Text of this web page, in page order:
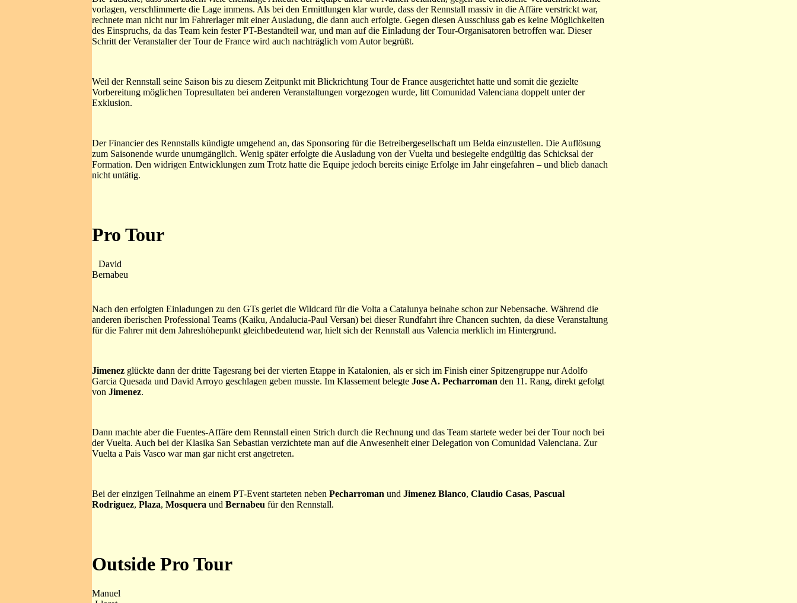
vorlagen, verschlimmerte die Lage immens. Als bei den Ermittlungen klar wurde, dass der Rennstall massiv in die Affäre verstrickt war,
rechnete man nicht nur im Fahrerlager mit einer Ausladung, die dann auch erfolgte. Gegen diesen Ausschluss gab es keine Möglichkeiten
des Einspruchs, da das Team kein fester PT-Bestandteil war, und man auf die Einladung der Tour-Organisatoren betroffen war. Dieser
Schritt der Veranstalter der Tour de France wird auch nachträglich vom Autor begrüßt.
Weil der Rennstall seine Saison bis zu diesem Zeitpunkt mit Blickrichtung Tour de France ausgerichtet hatte und somit die gezielte
Vorbereitung möglichen Topresultaten bei anderen Veranstaltungen vorgezogen wurde, litt Comunidad Valenciana doppelt unter der
Exklusion.
Der Financier des Rennstalls kündigte umgehend an, das Sponsoring für die Betreibergesellschaft um Belda einzustellen. Die Auflösung
zum Saisonende wurde unumgänglich. Wenig später erfolgte die Ausladung von der Vuelta und besiegelte endgültig das Schicksal der
Formation. Den widrigen Entwicklungen zum Trotz hatte die Equipe jedoch bereits einige Erfolge im Jahr eingefahren – und blieb danach
nicht untätig.
Pro Tour
David
Bernabeu
Nach den erfolgten Einladungen zu den GTs geriet die Wildcard für die Volta a Catalunya beinahe schon zur Nebensache. Während die
anderen iberischen Professional Teams (Kaiku, Andalucia-Paul Versan) bei dieser Rundfahrt ihre Chancen suchten, da diese Veranstaltung
für die Fahrer mit dem Jahreshöhepunkt gleichbedeutend war, hielt sich der Rennstall aus Valencia merklich im Hintergrund.
Jimenez glückte dann der dritte Tagesrang bei der vierten Etappe in Katalonien, als er sich im Finish einer Spitzengruppe nur Adolfo
Garcia Quesada und David Arroyo geschlagen geben musste. Im Klassement belegte Jose A. Pecharroman den 11. Rang, direkt gefolgt
von Jimenez.
Dann machte aber die Fuentes-Affäre dem Rennstall einen Strich durch die Rechnung und das Team startete weder bei der Tour noch bei
der Vuelta. Auch bei der Klasika San Sebastian verzichtete man auf die Anwesenheit einer Delegation von Comunidad Valenciana. Zur
Vuelta a Pais Vasco war man gar nicht erst angetreten.
Bei der einzigen Teilnahme an einem PT-Event starteten neben Pecharroman und Jimenez Blanco, Claudio Casas, Pascual
Rodriguez, Plaza, Mosquera und Bernabeu für den Rennstall.
Outside Pro Tour
Manuel